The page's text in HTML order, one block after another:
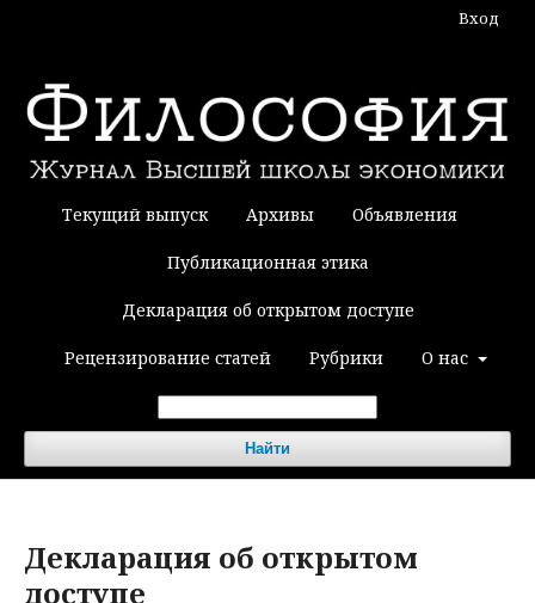
Текущий выпуск Архивы Объявления
Публикационная этика
Декларация об открытом доступе
Рецензирование статей Рубрики О нас
Найти
Вход
Декларация об открытом
доступе